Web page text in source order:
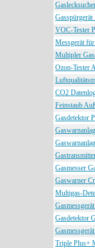
VOC-Tester
Messgerät
Multipler
Ozon-Tester
CO2
Feinstaub
Gasdetektor
Gasmesser
Gaswarner
Multigas-
Gasdetektor
Triple Plus+